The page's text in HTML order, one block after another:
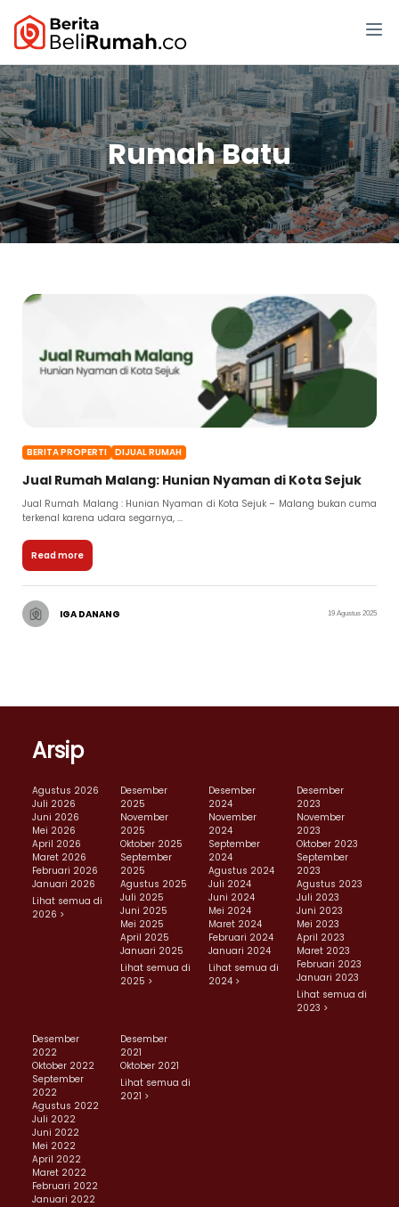
Rumah Batu
BERITA PROPERTI DIJUAL RUMAH
Jual Rumah Malang: Hunian Nyaman di Kota Sejuk
Jual Rumah Malang : Hunian Nyaman di Kota Sejuk – Malang bukan cuma
terkenal karena udara segarnya, ...
Read more
IGA DANANG 19 Agustus 2025
Arsip
Agustus 2026
Juli 2026
Juni 2026
Mei 2026
April 2026
Maret 2026
Februari 2026
Januari 2026
Lihat semua di
2026 >
Desember
2025
November
2025
Oktober 2025
September
2025
Agustus 2025
Juli 2025
Juni 2025
Mei 2025
April 2025
Januari 2025
Lihat semua di
2025 >
Desember
2024
November
2024
September
2024
Agustus 2024
Juli 2024
Juni 2024
Mei 2024
Maret 2024
Februari 2024
Januari 2024
Lihat semua di
2024 >
Desember
2023
November
2023
Oktober 2023
September
2023
Agustus 2023
Juli 2023
Juni 2023
Mei 2023
April 2023
Maret 2023
Februari 2023
Januari 2023
Lihat semua di
2023 >
Desember
2022
Oktober 2022
September
2022
Agustus 2022
Juli 2022
Juni 2022
Mei 2022
April 2022
Maret 2022
Februari 2022
Januari 2022
Desember
2021
Oktober 2021
Lihat semua di
2021 >